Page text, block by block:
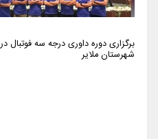
برگزاری دوره داوری درجه سه فوتبال در
شهرستان ملایر